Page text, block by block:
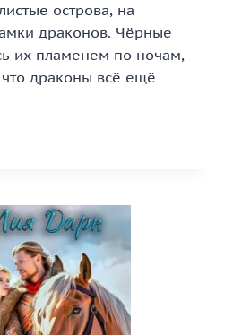
острова, на
драконов. Чёрные
их пламенем по ночам,
драконы всё ещё